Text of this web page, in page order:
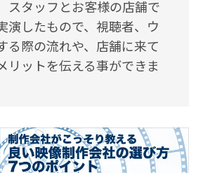
スタッフとお客様の店舗で
演したもので、視聴者、ウ
る際の流れや、店舗に来て
リットを伝える事ができま